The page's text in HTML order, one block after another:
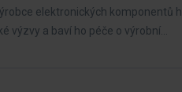
elektronických
výzvy a baví ho péče o výrobní…